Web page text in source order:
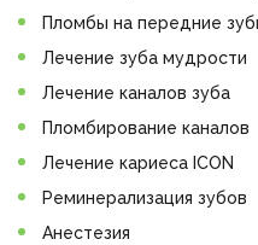
Пломбы на передние
Лечение зуба мудрости
Лечение каналов зуба
Пломбирование каналов
Лечение кариеса ICON
Реминерализация зубов
Анестезия